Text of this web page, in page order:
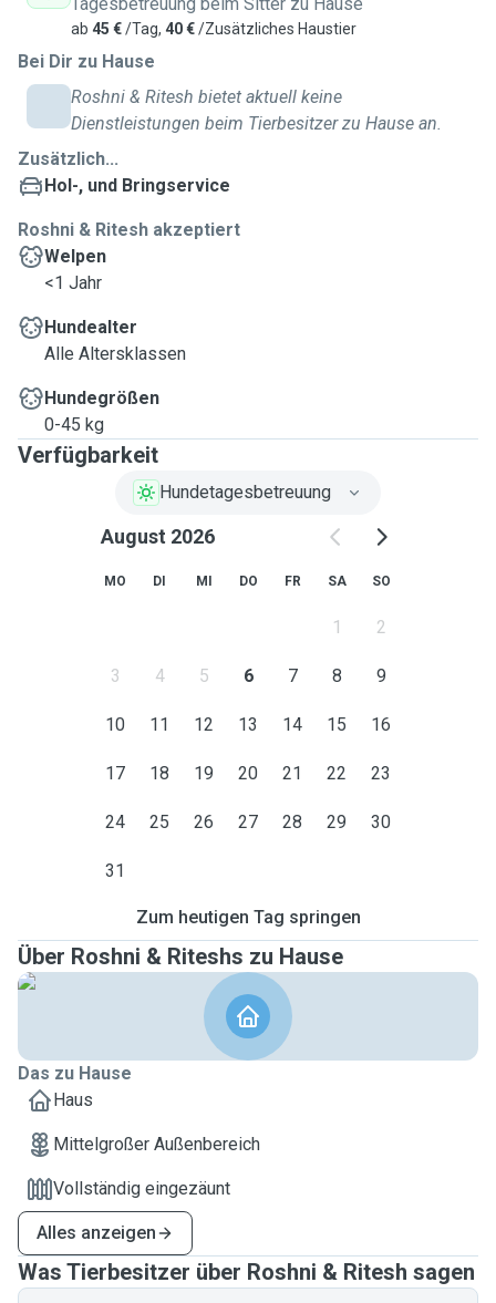
ab 45 €/Tag, 40 €/Zusätzliches Haustier
Bei Dir zu Hause
Roshni & Ritesh bietet aktuell keine
Dienstleistungen beim Tierbesitzer zu Hause an.
Zusätzlich...
Hol-, und Bringservice
Roshni & Ritesh akzeptiert
Welpen
<1 Jahr
Hundealter
Alle Altersklassen
Hundegrößen
0-45 kg
Verfügbarkeit
Hundetagesbetreuung
August 2026
MO DI MI DO FR SA SO
1 2
3 4 5 6 7 8 9
10 11 12 13 14 15 16
17 18 19 20 21 22 23
24 25 26 27 28 29 30
31
Zum heutigen Tag springen
Über Roshni & Riteshs zu Hause
Das zu Hause
Haus
Mittelgroßer Außenbereich
Vollständig eingezäunt
Alles anzeigen
Was Tierbesitzer über Roshni & Ritesh sagen